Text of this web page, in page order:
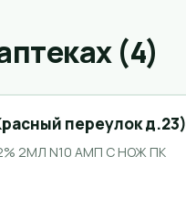
(4)
переулок д.23)
2МЛ N10 АМП С НОЖ ПК